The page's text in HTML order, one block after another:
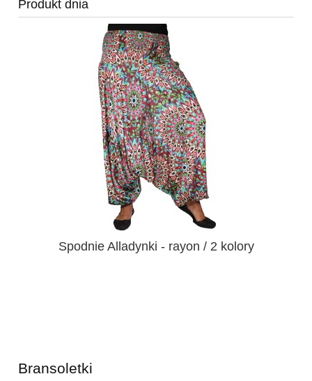
Produkt dnia
Spodnie Alladynki - rayon / 2 kolory
Bransoletki